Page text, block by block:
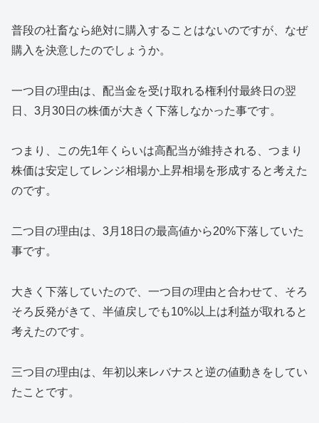
普段の社畜なら絶対に購入することはないのですが、なぜ
購入を決意したのでしょうか。
一つ目の理由は、配当金を受け取れる権利付最終日の翌
日、3月30日の株価が大きく下落しなかった事です。
つまり、この先1年くらいは高配当が維持される、つまり
株価は安定してレンジ相場か上昇相場を形成すると考えた
のです。
二つ目の理由は、3月18日の最高値から20%下落していた
事です。
大きく下落していたので、一つ目の理由と合わせて、そろ
そろ反発がきて、半値戻しでも10%以上は利益が取れると
考えたのです。
三つ目の理由は、年初以来レバナスと逆の値動きをしてい
たことです。